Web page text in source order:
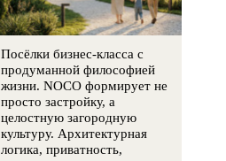
Посёлки бизнес-класса с
продуманной философией
жизни. NOCO формирует не
просто застройку, а
целостную загородную
культуру. Архитектурная
логика, приватность,